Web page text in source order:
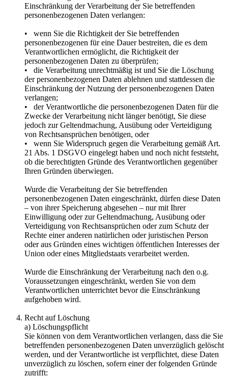
Einschränkung der Verarbeitung der Sie betreffenden
personenbezogenen Daten verlangen:
• wenn Sie die Richtigkeit der Sie betreffenden
personenbezogenen für eine Dauer bestreiten, die es dem
Verantwortlichen ermöglicht, die Richtigkeit der
personenbezogenen Daten zu überprüfen;
• die Verarbeitung unrechtmäßig ist und Sie die Löschung
der personenbezogenen Daten ablehnen und stattdessen die
Einschränkung der Nutzung der personenbezogenen Daten
verlangen;
• der Verantwortliche die personenbezogenen Daten für die
Zwecke der Verarbeitung nicht länger benötigt, Sie diese
jedoch zur Geltendmachung, Ausübung oder Verteidigung
von Rechtsansprüchen benötigen, oder
• wenn Sie Widerspruch gegen die Verarbeitung gemäß Art.
21 Abs. 1 DSGVO eingelegt haben und noch nicht feststeht,
ob die berechtigten Gründe des Verantwortlichen gegenüber
Ihren Gründen überwiegen.
Wurde die Verarbeitung der Sie betreffenden
personenbezogenen Daten eingeschränkt, dürfen diese Daten
– von ihrer Speicherung abgesehen – nur mit Ihrer
Einwilligung oder zur Geltendmachung, Ausübung oder
Verteidigung von Rechtsansprüchen oder zum Schutz der
Rechte einer anderen natürlichen oder juristischen Person
oder aus Gründen eines wichtigen öffentlichen Interesses der
Union oder eines Mitgliedstaats verarbeitet werden.
Wurde die Einschränkung der Verarbeitung nach den o.g.
Voraussetzungen eingeschränkt, werden Sie von dem
Verantwortlichen unterrichtet bevor die Einschränkung
aufgehoben wird.
Recht auf Löschung
a) Löschungspflicht
Sie können von dem Verantwortlichen verlangen, dass die Sie
betreffenden personenbezogenen Daten unverzüglich gelöscht
werden, und der Verantwortliche ist verpflichtet, diese Daten
unverzüglich zu löschen, sofern einer der folgenden Gründe
zutrifft: